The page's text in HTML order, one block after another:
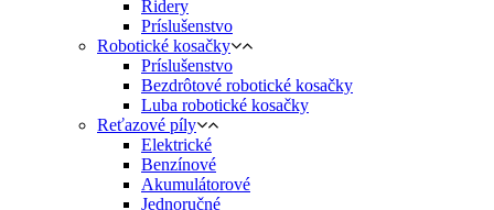
Ridery
Príslušenstvo
Robotické kosačky
Príslušenstvo
Bezdrôtové robotické kosačky
Luba robotické kosačky
Reťazové píly
Elektrické
Benzínové
Akumulátorové
Jednoručné